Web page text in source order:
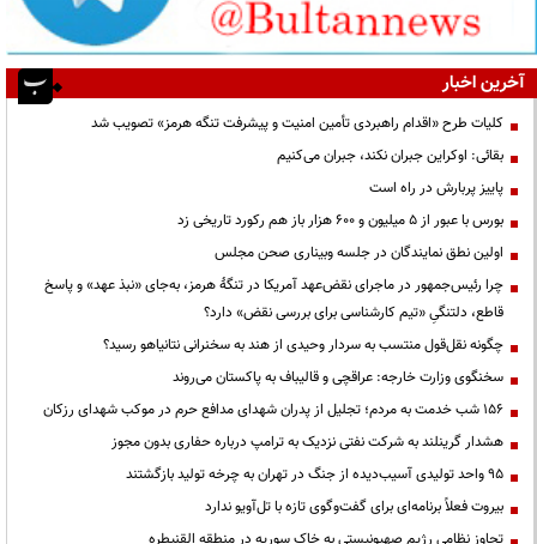
آخرین اخبار
کلیات طرح «اقدام راهبردی تأمین امنیت و پیشرفت تنگه هرمز» تصویب شد
بقائی: اوکراین جبران نکند، جبران می‌کنیم
پاییز پربارش در راه است
بورس با عبور از ۵ میلیون و ۶۰۰ هزار باز هم رکورد تاریخی زد
اولین نطق نمایندگان در جلسه وبیناری صحن مجلس
چرا رئیس‌جمهور در ماجرای نقض‌عهد آمریکا در تنگهٔ هرمز، به‌جای «نبذ عهد» و پاسخ
قاطع، دلتنگیِ «تیم کارشناسی برای بررسی نقض» دارد؟
چگونه نقل‌قول منتسب به سردار وحیدی از هند به سخنرانی نتانیاهو رسید؟
سخنگوی وزارت خارجه: عراقچی و قالیباف به پاکستان می‌روند
۱۵۶ شب خدمت به مردم؛ تجلیل از پدران شهدای مدافع حرم در موکب شهدای رزکان
هشدار گرینلند به شرکت نفتی نزدیک به ترامپ درباره حفاری بدون مجوز
95 واحد تولیدی آسیب‌دیده از جنگ در تهران به چرخه تولید بازگشتند
بیروت فعلاً برنامه‌ای برای گفت‌وگوی تازه با تل‌آویو ندارد
تجاوز نظامی رژیم صهیونیستی به خاک سوریه در منطقه القنیطره